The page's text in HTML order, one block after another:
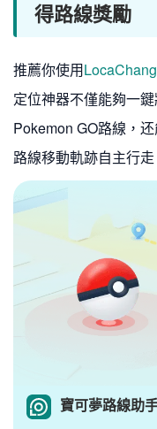
得路線獎勵
推薦你使用
定位神器不僅能夠一
Pokemon GO路線，
路線移動軌跡自主行走
寶可夢路線助